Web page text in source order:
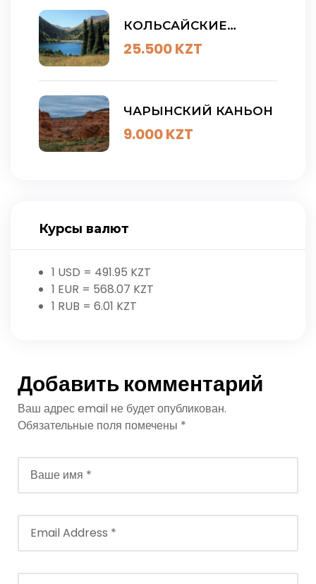
КОЛЬСАЙСКИЕ
ОЗЕРА- КОЯНДЫ-
25.500KZT
ЧАРЫНСКИЙ КАНЬОН
9.000KZT
Курсы валют
1 USD = 491.95 KZT
1 EUR = 568.07 KZT
1 RUB = 6.01 KZT
Добавить комментарий
Ваш адрес email не будет опубликован.
Обязательные поля помечены *